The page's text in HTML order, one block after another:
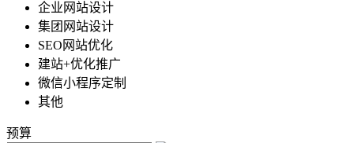
企业网站设计
集团网站设计
SEO网站优化
建站+优化推广
微信小程序定制
其他
预算